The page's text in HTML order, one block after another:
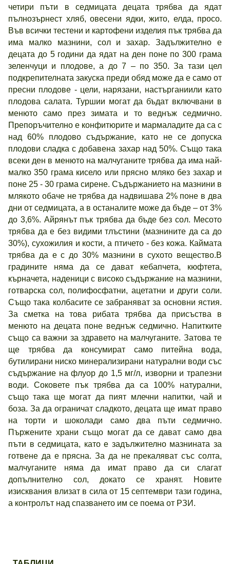
четири пъти в седмицата децата трябва да ядат
пълнозърнест хляб, овесени ядки, жито, елда, просо.
Във всички тестени и картофени изделия пък трябва да
има малко мазнини, сол и захар. Задължително е
децата до 5 години да ядат на ден поне по 300 грама
зеленчуци и плодове, а до 7 – по 350. За тази цел
подкрепителната закуска преди обяд може да е само от
пресни плодове - цели, нарязани, настърганиили като
плодова салата. Туршии могат да бъдат включвани в
менюто само през зимата и то веднъж седмично.
Препоръчително е конфитюрите и мармаладите да са с
над 60% плодово съдържание, като не се допуска
плодови сладка с добавена захар над 50%. Също така
всеки ден в менюто на малчуганите трябва да има най-
малко 350 грама кисело или прясно мляко без захар и
поне 25 - 30 грама сирене. Съдържанието на мазнини в
млякото обаче не трябва да надвишава 2% поне в два
дни от седмицата, а в останалите може да бъде – от 3%
до 3,6%. Айрянът пък трябва да бъде без сол. Месото
трябва да е без видими тлъстини (мазнините да са до
30%), сухожилия и кости, а птичето - без кожа. Каймата
трябва да е с до 30% мазнини в сухото вещество.В
градините няма да се дават кебапчета, кюфтета,
кърначета, наденици с високо съдържание на мазнини,
готварска сол, полифосфатни, ацетатни и други соли.
Също така колбасите се забраняват за основни ястия.
За сметка на това рибата трябва да присъства в
менюто на децата поне веднъж седмично. Напитките
също са важни за здравето на малчуганите. Затова те
ще трябва да консумират само питейна вода,
бутилирани ниско минерализирани натурални води със
съдържание на флуор до 1,5 мг/л, изворни и трапезни
води. Соковете пък трябва да са 100% натурални,
също така ще могат да пият млечни напитки, чай и
боза. За да ограничат сладкото, децата ще имат право
на торти и шоколади само два пъти седмично.
Пържените храни също могат да се дават само два
пъти в седмицата, като е задължително мазнината за
готвене да е прясна. За да не прекаляват със солта,
малчуганите няма да имат право да си слагат
допълнително сол, докато се хранят. Новите
изисквания влизат в сила от 15 септември тази година,
а контролът над спазването им се поема от РЗИ.